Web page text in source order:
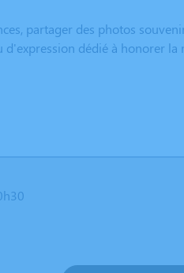
partager des photos
dédié à honorer la